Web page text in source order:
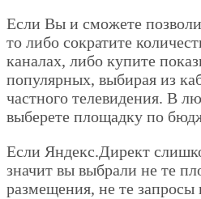
Если Вы и сможете
то либо сократите
каналах, либо купите
популярных, выбирая из
частного телевидения. В
выберете площадку по
Если Яндекс.Директ
значит вы выбрали не те
размещения, не те запросы